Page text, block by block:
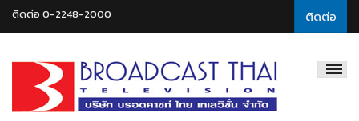
ติดต่อ
ติดต่อ 0-2248-2000